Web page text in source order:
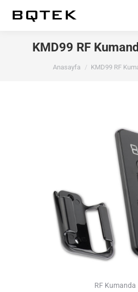
KMD99 RF
Anasayfa KMD99 RF
RF Kumanda